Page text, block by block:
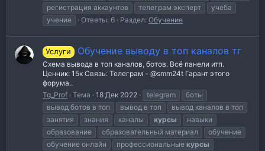
регистрация аккаунтов
телеграм эксперт
учеба
учение
Ответы: 6 Раздел: Обучение
Услуги Обучение выводу в топ каналов тг
Схема вывода в топ каналов, ботов. Всё панели итп.
Ценник: 15к Связь: Телеграм - @smm24t Гарант этого
форума..
Tg_Prof Тема 18 Дек 2022 telegram
боты
вывод ботов в топ
вывод в топ
вывод каналов в топ
занятия
знания каналы курсы
навыки
образование
образовательный материал
обучение
обучение онлайн
профессиональные курсы